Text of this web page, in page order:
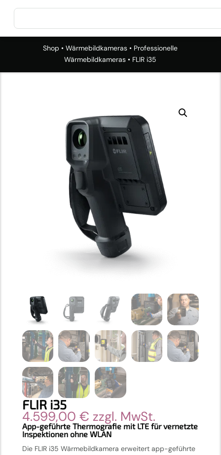
Shop •Wärmebildkameras • Professionelle
Wärmebildkameras • FLIR i35
FLIR i35
4.599,00 € zzgl. MwSt.
App-geführte Thermografie mit LTE für vernetzte
Inspektionen ohne WLAN
Die FLIR i35 Wärmebildkamera erweitert app-geführte